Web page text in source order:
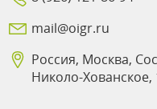
mail@oigr.ru
Россия, Москва,
Николо-Хованское,